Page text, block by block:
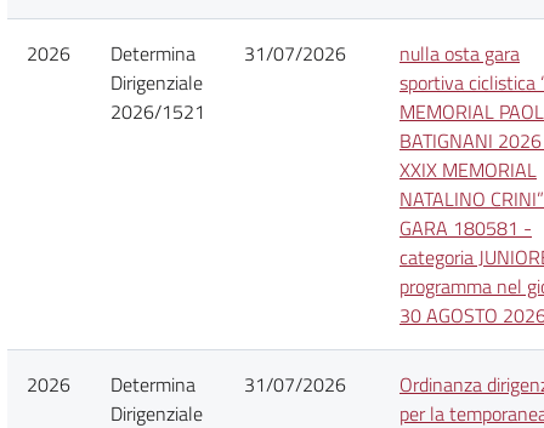
2026
Determina
Dirigenziale
2026/1521
31/07/2026
nulla osta gara
sportiva ciclistica
MEMORIAL
BATIGNANI
XXIX MEMORIAL
NATALINO
GARA 180581 -
categoria
programma nel
30 AGOSTO
2026
Determina
Dirigenziale
31/07/2026
Ordinanza
per la